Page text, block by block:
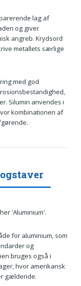
lag af
og giver
angreb. Krydsord
metallets særlige
med god
Silumin anvendes i
kombinationen af
'Aluminium'.
for aluminium, som
og
bruges også i
hvor amerikansk
gældende.